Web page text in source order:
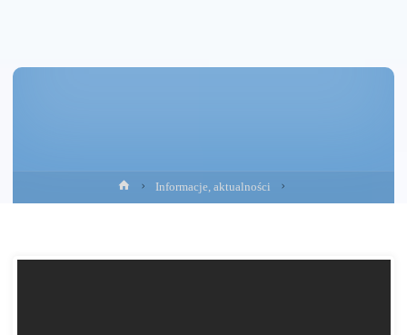
Strona
główna
Informacje, aktualności